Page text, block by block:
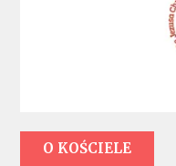
O KOŚCIELE